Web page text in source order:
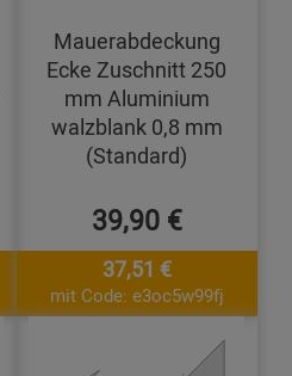
Mauerabdeckung
Ecke Zuschnitt 250
mm Aluminium
walzblank 0,8 mm
(Standard)
39,90 €
37,51 €
mit Code: e3oc5w99fj